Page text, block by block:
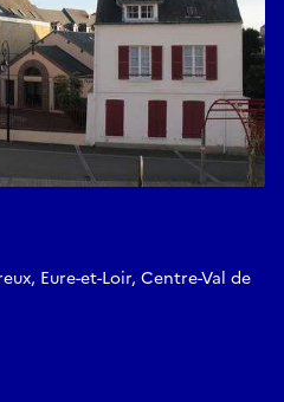
Eure-et-Loir, Centre-Val de